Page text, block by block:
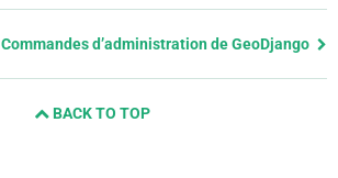
Commandes d’administration de GeoDjango
BACK TO TOP